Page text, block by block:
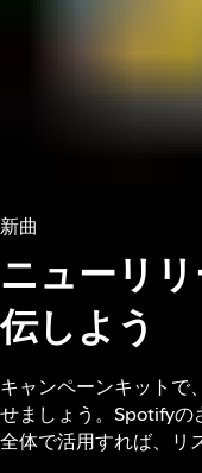
新曲
ニューリ
伝しよう
キャンペーンキットで
せましょう。Spotifyの
全体で活用すれば、リ